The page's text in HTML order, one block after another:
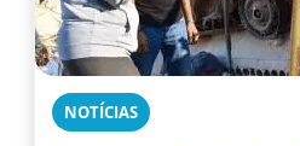
NOTÍCIAS